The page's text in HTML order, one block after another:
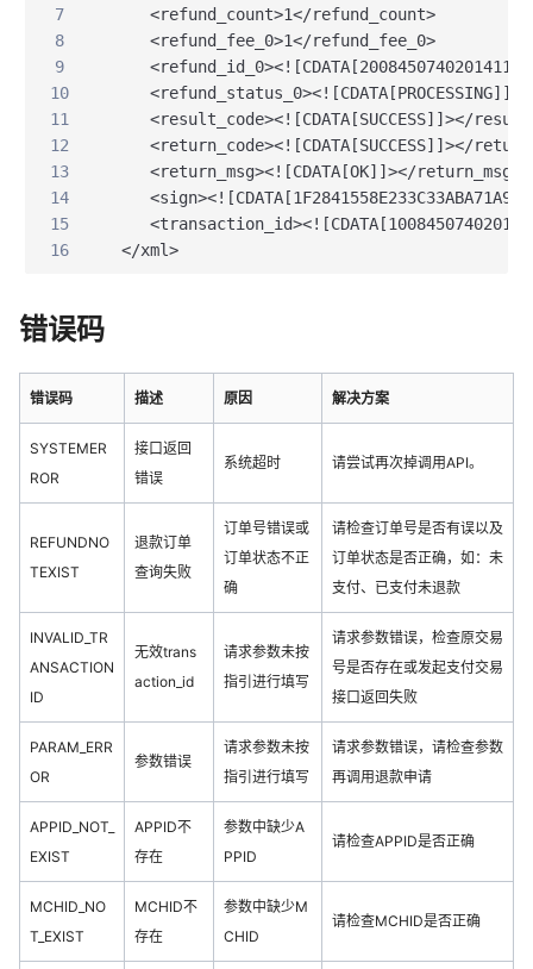
7
     <refund_count>1</refund_count>
8
     <refund_fee_0>1</refund_fee_0>
9
10
11
<result_code><![CDATA[SUCCESS]]></
12
<return_code><![CDATA[SUCCESS]]></
13
     <return_msg><![CDATA[OK]]></return_msg>
14
15
16
  </xml>
错误码
错误码 描述 原因 解决方案
SYSTEMER
ROR
接口返回
错误
系统超时 请尝试再次掉调用API。
REFUNDNO
TEXIST
退款订单
查询失败
订单号错误或
订单状态不正
确
请检查订单号是否有误以及
订单状态是否正确，如：未
支付、已支付未退款
INVALID_TR
ANSACTION
ID
无效trans
action_id
请求参数未按
指引进行填写
请求参数错误，检查原交易
号是否存在或发起支付交易
接口返回失败
PARAM_ERR
OR
参数错误
请求参数未按
指引进行填写
请求参数错误，请检查参数
再调用退款申请
APPID_NOT_
EXIST
APPID不
存在
参数中缺少A
PPID
请检查APPID是否正确
MCHID_NO
T_EXIST
MCHID不
存在
参数中缺少M
CHID
请检查MCHID是否正确